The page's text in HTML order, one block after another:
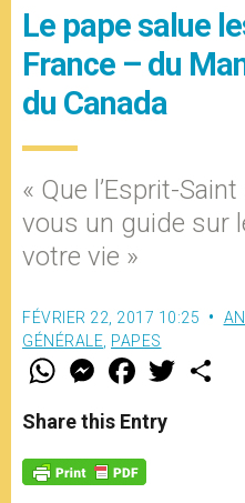
Le pape salue
France – du
du Canada
« Que l’Esprit-
vous un guide sur
votre vie »
FÉVRIER 22, 2017 10:25
GÉNÉRALE, PAPES
W
t
s
p
p
M
e
s
e
g
e
F
a
e
b
o
k
w
Share this Entry